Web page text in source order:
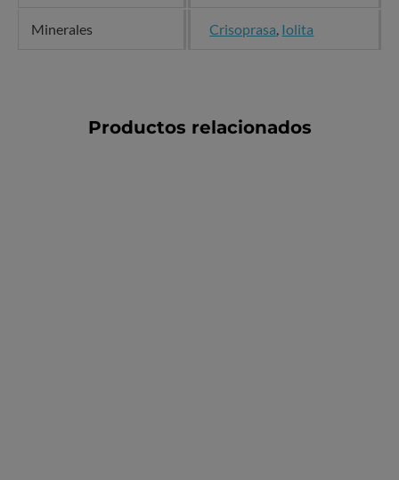
Minerales Crisoprasa Iolita
Productos relacionados